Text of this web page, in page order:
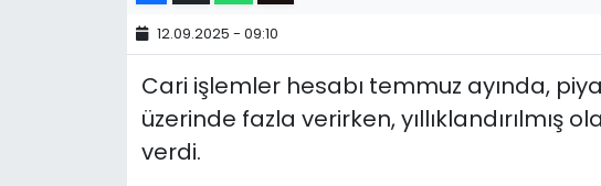
12.09.2025 - 09:10
Cari işlemler hesabı temmuz ayında,
üzerinde fazla verirken, yıllıklandırılmış
verdi.